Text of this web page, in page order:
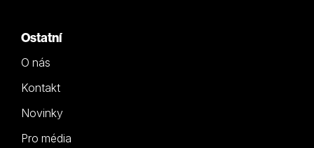
Ostatní
O nás
Kontakt
Novinky
Pro média